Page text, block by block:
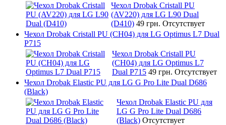
Чехол Drobak Cristall PU
(AV220) для LG L90 Dual
(D410) 49 грн. Отсутствует
Чехол Drobak Cristall PU (CH04) для LG Optimus L7 Dual
P715
Чехол Drobak Cristall PU
(CH04) для LG Optimus L7
Dual P715 49 грн. Отсутствует
Чехол Drobak Elastic PU для LG G Pro Lite Dual D686
(Black)
Чехол Drobak Elastic PU для
LG G Pro Lite Dual D686
(Black) Отсутствует